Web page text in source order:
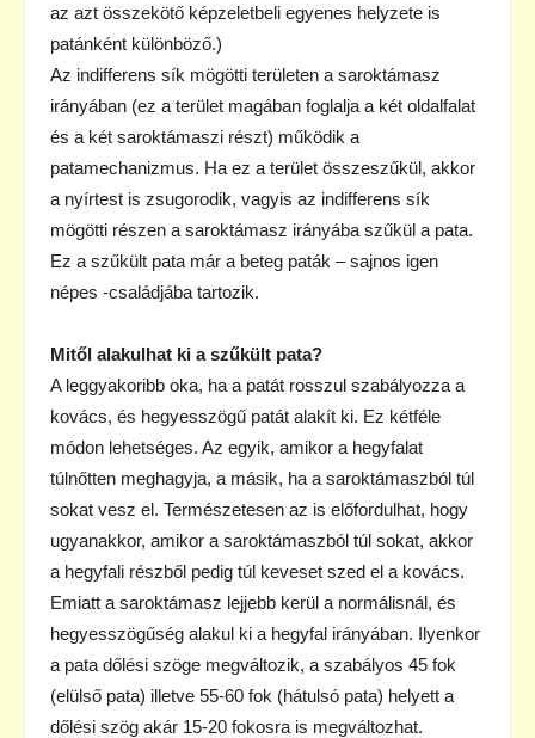
az azt összekötő képzeletbeli egyenes helyzete is
patánként különböző.)
Az indifferens sík mögötti területen a saroktámasz
irányában (ez a terület magában foglalja a két oldalfalat
és a két saroktámaszi részt) működik a
patamechanizmus. Ha ez a terület összeszűkül, akkor
a nyírtest is zsugorodik, vagyis az indifferens sík
mögötti részen a saroktámasz irányába szűkül a pata.
Ez a szűkült pata már a beteg paták – sajnos igen
népes -családjába tartozik.
Mitől alakulhat ki a szűkült pata?
A leggyakoribb oka, ha a patát rosszul szabályozza a
kovács, és hegyesszögű patát alakít ki. Ez kétféle
módon lehetséges. Az egyik, amikor a hegyfalat
túlnőtten meghagyja, a másik, ha a saroktámaszból túl
sokat vesz el. Természetesen az is előfordulhat, hogy
ugyanakkor, amikor a saroktámaszból túl sokat, akkor
a hegyfali részből pedig túl keveset szed el a kovács.
Emiatt a saroktámasz lejjebb kerül a normálisnál, és
hegyesszögűség alakul ki a hegyfal irányában. Ilyenkor
a pata dőlési szöge megváltozik, a szabályos 45 fok
(elülső pata) illetve 55-60 fok (hátulsó pata) helyett a
dőlési szög akár 15-20 fokosra is megváltozhat.